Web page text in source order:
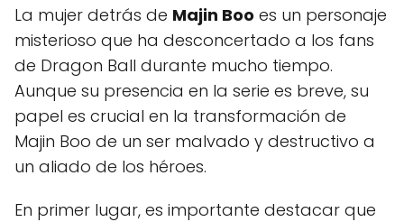
La mujer detrás de Majin Boo es un personaje
misterioso que ha desconcertado a los fans
de Dragon Ball durante mucho tiempo.
Aunque su presencia en la serie es breve, su
papel es crucial en la transformación de
Majin Boo de un ser malvado y destructivo a
un aliado de los héroes.
En primer lugar, es importante destacar que